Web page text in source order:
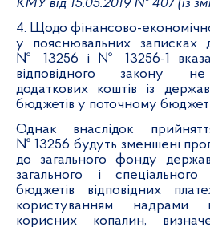
КМУ від 15.05.2019 № 407 (із
4. Щодо фінансово-
у пояснювальних записках
№ 13256 і № 13256-1
відповідного закону
додаткових коштів із
бюджетів у поточному
Однак внаслідок
№ 13256 будуть зменшені
до загального фонду
загального і
бюджетів відповідних
користуванням надрами
корисних копалин,